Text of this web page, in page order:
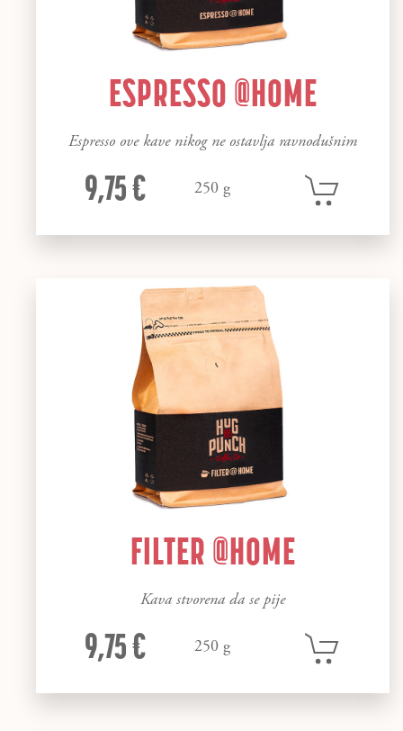
ESPRESSO @HOME
Espresso ove kave nikog ne ostavlja ravnodušnim
9,75 € 250 g
FILTER @HOME
Kava stvorena da se pije
9,75 € 250 g